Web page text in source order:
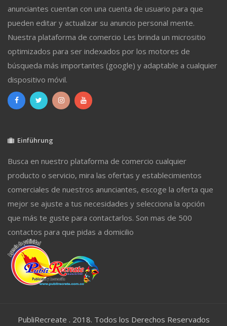
anunciantes cuentan con una cuenta de usuario para que
pueden editar y actualizar su anuncio personal mente.
Nuestra plataforma de comercio Les brinda un micrositio
optimizados para ser indexados por los motores de
búsqueda más importantes (google) y adaptable a cualquier
dispositivo móvil.
Einführung
Busca en nuestro plataforma de comercio cualquier
producto o servicio, mira las ofertas y establecimientos
comerciales de nuestros anunciantes, escoge la oferta que
mejor se ajuste a tus necesidades y selecciona la opción
que más te guste para contactarlos. Son mas de 500
contactos para que pidas a domicilio
PubliRecreate . 2018. Todos los Derechos Reservados